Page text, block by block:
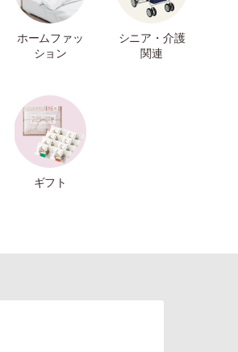
ホームファッ
ション
シニア・介護
関連
ギフト